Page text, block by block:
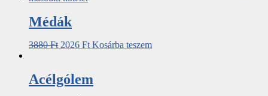
Médák
3880Ft 2026 Ft Kosárba teszem
Acélgólem